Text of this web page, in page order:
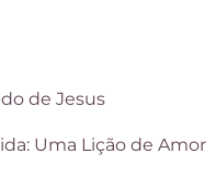
de Jesus
Uma Lição de Amor